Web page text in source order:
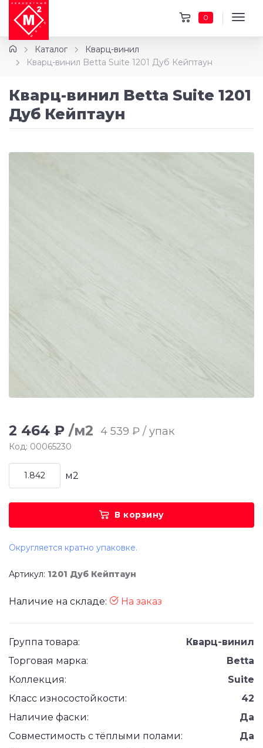
0
Каталог
Кварц-винил
Кварц-винил Betta Suite 1201 Дуб Кейптаун
Кварц-винил Betta Suite 1201
Дуб Кейптаун
2 464 ₽ /м2 4 539 ₽ / упак
Код: 00065230
м2
В корзину
Округляется кратно упаковке.
Артикул: 1201 Дуб Кейптаун
Наличие на складе: На заказ
Группа товара:
Кварц-винил
Торговая марка:
Betta
Коллекция:
Suite
Класс износостойкости:
42
Наличие фаски:
Да
Совместимость с тёплыми полами:
Да